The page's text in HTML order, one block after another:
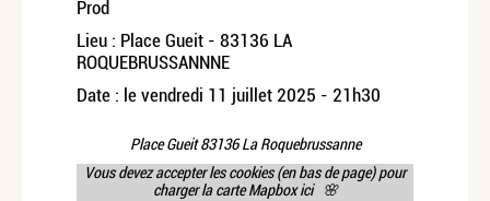
Prod
Lieu : Place Gueit - 83136 LA
ROQUEBRUSSANNNE
Date : le vendredi 11 juillet 2025 - 21h30
Place Gueit 83136 La Roquebrussanne
Vous devez accepter les cookies (en bas de page) pour
charger la carte Mapbox ici 🌸